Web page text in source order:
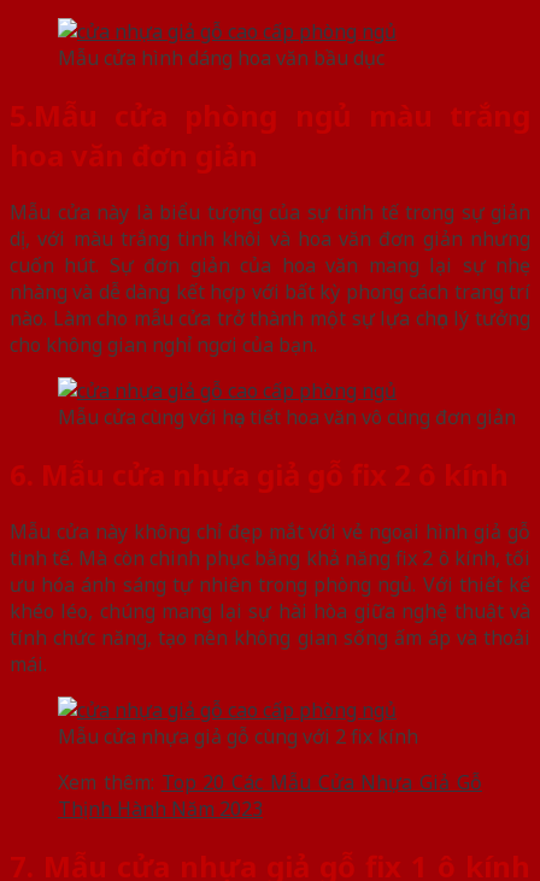
Mẫu cửa hình dáng hoa văn bầu dục
5.Mẫu cửa phòng ngủ màu trắng
hoa văn đơn giản
Mẫu cửa này là biểu tượng của sự tinh tế trong sự giản
dị, với màu trắng tinh khôi và hoa văn đơn giản nhưng
cuốn hút. Sự đơn giản của hoa văn mang lại sự nhẹ
nhàng và dễ dàng kết hợp với bất kỳ phong cách trang trí
nào. Làm cho mẫu cửa trở thành một sự lựa chọn lý tưởng
cho không gian nghỉ ngơi của bạn.
Mẫu cửa cùng với họa tiết hoa văn vô cùng đơn giản
6. Mẫu cửa nhựa giả gỗ fix 2 ô kính
Mẫu cửa này không chỉ đẹp mắt với vẻ ngoại hình giả gỗ
tinh tế. Mà còn chinh phục bằng khả năng fix 2 ô kính, tối
ưu hóa ánh sáng tự nhiên trong phòng ngủ. Với thiết kế
khéo léo, chúng mang lại sự hài hòa giữa nghệ thuật và
tính chức năng, tạo nên không gian sống ấm áp và thoải
mái.
Mẫu cửa nhựa giả gỗ cùng với 2 fix kính
Xem thêm: Top 20 Các Mẫu Cửa Nhựa Giả Gỗ
Thịnh Hành Năm 2023
7. Mẫu cửa nhựa giả gỗ fix 1 ô kính